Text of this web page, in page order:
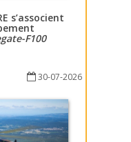
s’associent
F100
30-07-2026